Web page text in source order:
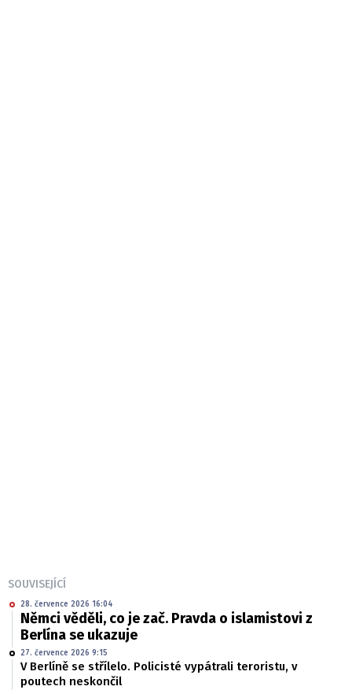
SOUVISEJÍCÍ
28. července 2026 16:04
Němci věděli, co je zač. Pravda o islamistovi z
Berlína se ukazuje
27. července 2026 9:15
V Berlíně se střílelo. Policisté vypátrali teroristu, v
poutech neskončil